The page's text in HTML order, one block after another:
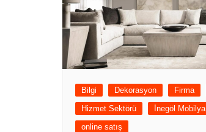
Bilgi Dekorasyon Firma
Hizmet Sektörü
İnegöl Mobilya
online satış